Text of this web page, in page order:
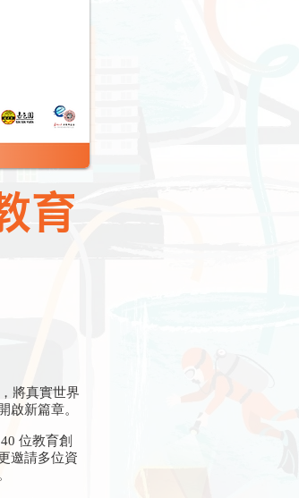
育
將真實世界
啟新篇章。
位教育創
邀請多位資